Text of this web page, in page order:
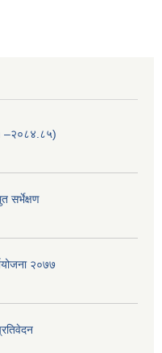
–२०८४.८५)
सर्भेक्षण
२०७७